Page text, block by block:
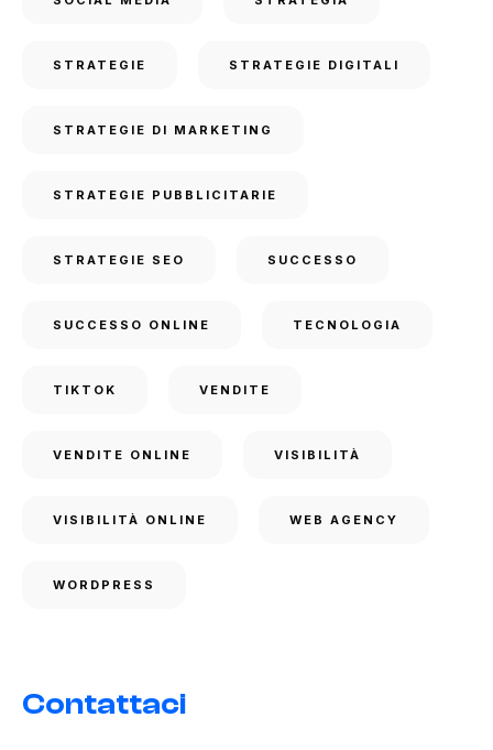
STRATEGIE STRATEGIE DIGITALI
STRATEGIE DI MARKETING
STRATEGIE PUBBLICITARIE
STRATEGIE SEO SUCCESSO
SUCCESSO ONLINE TECNOLOGIA
TIKTOK VENDITE
VENDITE ONLINE VISIBILITÀ
VISIBILITÀ ONLINE WEB AGENCY
WORDPRESS
Contattaci